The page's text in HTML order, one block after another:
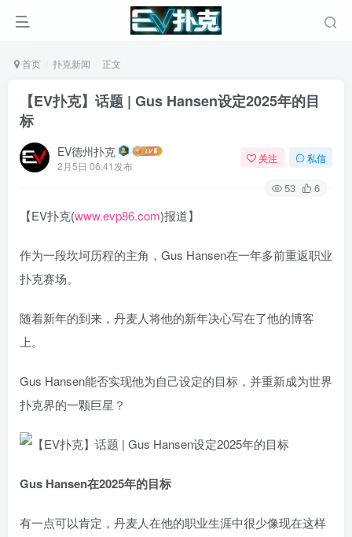
首页 扑克新闻 正文
【EV扑克】话题 | Gus Hansen设定2025年的目
标
EV德州扑克
2月5日 06:41发布
关注 私信
53 6
【EV扑克(www.evp86.com)报道】
作为一段坎坷历程的主角，Gus Hansen在一年多前重返职业
扑克赛场。
随着新年的到来，丹麦人将他的新年决心写在了他的博客
上。
Gus Hansen能否实现他为自己设定的目标，并重新成为世界
扑克界的一颗巨星？
Gus Hansen在2025年的目标
有一点可以肯定，丹麦人在他的职业生涯中很少像现在这样